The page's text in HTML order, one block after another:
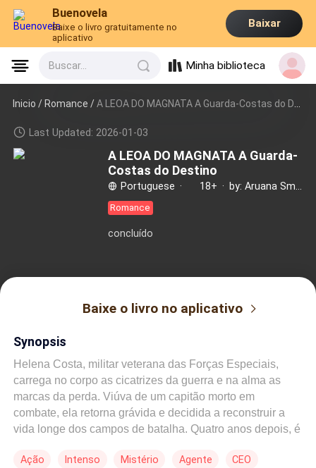
Buenovela
Baixe o livro gratuitamente no
aplicativo
Baixar
Buscar... Minha biblioteca
Inicio /Romance /A LEOA DO MAGNATA A Guarda-Costas do Destino
Last Updated: 2026-01-03
A LEOA DO MAGNATA A Guarda-
Costas do Destino
Portuguese · 18+ ·
Romance
concluído
Baixe o livro no aplicativo
Synopsis
Helena Costa, militar veterana das Forças Especiais,
carrega no corpo as cicatrizes da guerra e na alma as
marcas da perda. Viúva de um capitão morto em
combate, ela retorna grávida e decidida a reconstruir a
vida longe dos campos de batalha. Quatro anos depois, é
segurança executiva composta apenas por mulheres
Ação Intenso Mistério Agente CEO